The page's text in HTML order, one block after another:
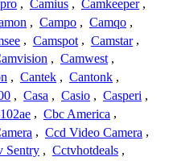
, Camius , Camkeeper ,
, Campo , Camqo ,
, Camspot , Camstar ,
, Camwest ,
, Cantek , Cantonk ,
, Casa , Casio , Casperi ,
, Cbc America ,
, Ccd Video Camera ,
Sentry , Cctvhotdeals ,